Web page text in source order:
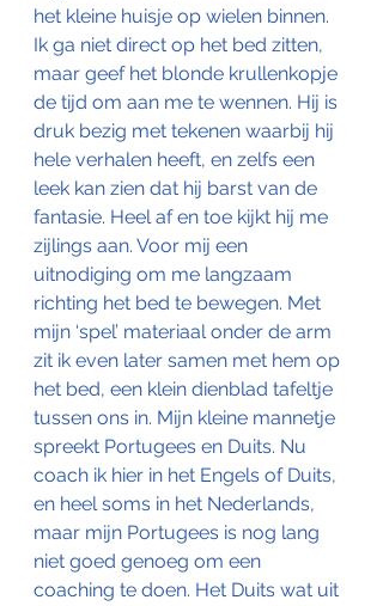
het kleine huisje op wielen binnen.
Ik ga niet direct op het bed zitten,
maar geef het blonde krullenkopje
de tijd om aan me te wennen. Hij is
druk bezig met tekenen waarbij hij
hele verhalen heeft, en zelfs een
leek kan zien dat hij barst van de
fantasie. Heel af en toe kijkt hij me
zijlings aan. Voor mij een
uitnodiging om me langzaam
richting het bed te bewegen. Met
mijn ‘spel’ materiaal onder de arm
zit ik even later samen met hem op
het bed, een klein dienblad tafeltje
tussen ons in. Mijn kleine mannetje
spreekt Portugees en Duits. Nu
coach ik hier in het Engels of Duits,
en heel soms in het Nederlands,
maar mijn Portugees is nog lang
niet goed genoeg om een
coaching te doen. Het Duits wat uit